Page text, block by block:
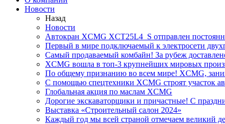
Новости
Назад
Новости
Автокран XCMG XCT25L4_S отправлен
Первый в мире подключаемый к электросети
Самый продаваемый комбайн! За рубеж
XCMG вошла в топ-3 крупнейших мировых
По общему признанию во всем мире! XCMG,
С помощью спецтехники XCMG строят участок
Глобальная акция по маслам XCMG
Дорогие экскаваторщики и причастные! С
Выставка «Строительный салон 2024»
Каждый год мы всей страной отмечаем великий